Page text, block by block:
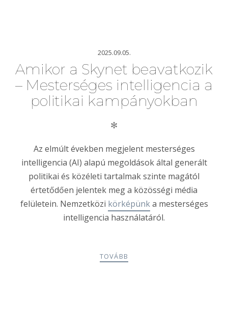
2025.09.05.
Amikor a Skynet beavatkozik
– Mesterséges intelligencia a
politikai kampányokban
✻
Az elmúlt években megjelent mesterséges
intelligencia (AI) alapú megoldások által generált
politikai és közéleti tartalmak szinte magától
értetődően jelentek meg a közösségi média
felületein. Nemzetközi körképünka mesterséges
intelligencia használatáról.
TOVÁBB